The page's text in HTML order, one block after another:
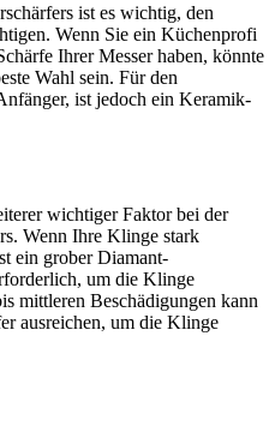
ist es wichtig, den
Wenn Sie ein Küchenprofi
Ihrer Messer haben, könnte
Wahl sein. Für den
ist jedoch ein Keramik-
wichtiger Faktor bei der
Wenn Ihre Klinge stark
ein grober Diamant-
um die Klinge
mittleren Beschädigungen kann
ausreichen, um die Klinge